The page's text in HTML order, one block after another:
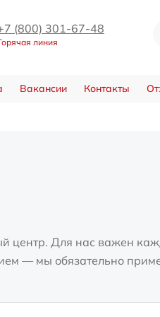
(800) 301-67-48
линия
Вакансии Контакты
центр. Для нас важен
— мы обязательно